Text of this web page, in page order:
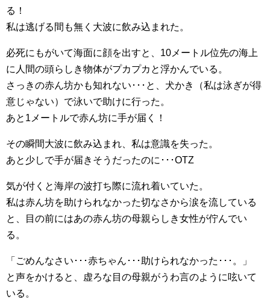
る！
私は逃げる間も無く大波に飲み込まれた。
必死にもがいて海面に顔を出すと、10メートル位先の海上
に人間の頭らしき物体がプカプカと浮かんでいる。
さっきの赤ん坊かも知れない･･･と、犬かき（私は泳ぎが得
意じゃない）で泳いで助けに行った。
あと1メートルで赤ん坊に手が届く！
その瞬間大波に飲み込まれ、私は意識を失った。
あと少しで手が届きそうだったのに･･･OTZ
気が付くと海岸の波打ち際に流れ着いていた。
私は赤ん坊を助けられなかった切なさから涙を流している
と、目の前にはあの赤ん坊の母親らしき女性が佇んでい
る。
「ごめんなさい･･･赤ちゃん･･･助けられなかった･･･。」
と声をかけると、虚ろな目の母親がうわ言のように呟いて
いる。